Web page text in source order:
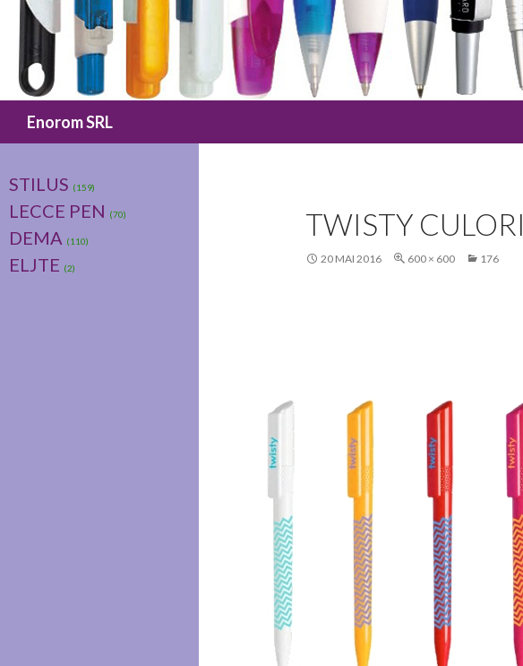
Enorom SRL
TWISTY CULORI
20 MAI 2016 600 × 600 176
STILUS (159)
LECCE PEN (70)
DEMA (110)
ELJTE (2)